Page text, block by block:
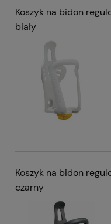
Koszyk na bidon
biały
Koszyk na bidon
czarny